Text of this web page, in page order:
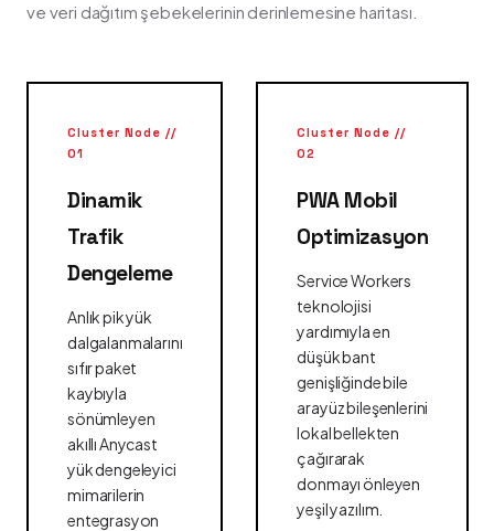
ve veri dağıtım şebekelerinin derinlemesine haritası.
Cluster Node //
01
Dinamik
Trafik
Dengeleme
Anlık pik yük
dalgalanmalarını
sıfır paket
kaybıyla
sönümleyen
akıllı Anycast
yük dengeleyici
mimarilerin
entegrasyon
Cluster Node //
02
PWA Mobil
Optimizasyon
Service Workers
teknolojisi
yardımıyla en
düşük bant
genişliğinde bile
arayüz bileşenlerini
lokal bellekten
çağırarak
donmayı önleyen
yeşil yazılım.